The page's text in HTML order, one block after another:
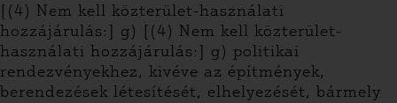
[(4) Nem kell közterület-használati
hozzájárulás:] g) [(4) Nem kell közterület-
használati hozzájárulás:] g) politikai
rendezvényekhez, kivéve az építmények,
berendezések létesítését, elhelyezését, bármely